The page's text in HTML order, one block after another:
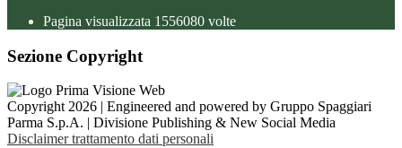
Pagina visualizzata 1556080 volte
Sezione Copyright
Copyright 2026 | Engineered and powered by Gruppo Spaggiari
Parma S.p.A. | Divisione Publishing & New Social Media
Disclaimer trattamento dati personali